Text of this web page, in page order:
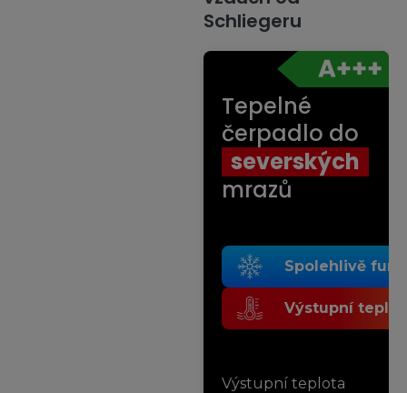
Schliegeru
Tepelné
čerpadlo do
severských
mrazů
Spolehlivě
Výstupní
Výstupní teplota